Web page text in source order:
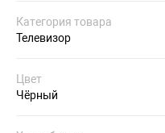
Категория товара
Телевизор
Цвет
Чёрный